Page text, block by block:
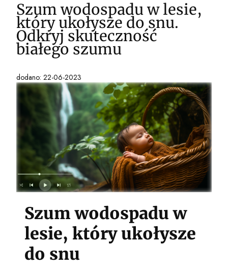
Szum wodospadu w lesie,
który ukołysze do snu.
Odkryj skuteczność
białego szumu
dodano: 22-06-2023
Szum wodospadu w
lesie, który ukołysze
do snu